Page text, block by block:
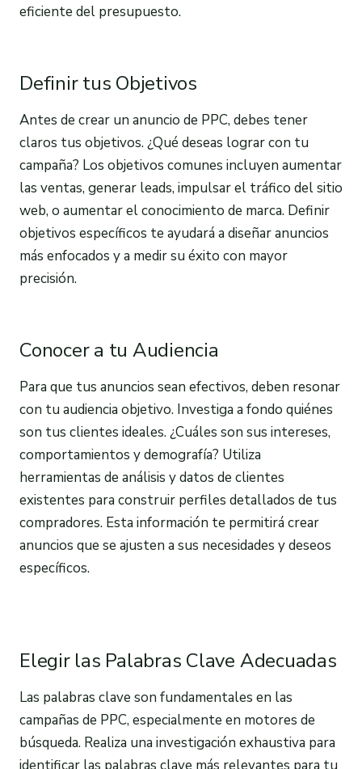
eficiente del presupuesto.
Definir tus Objetivos
Antes de crear un anuncio de PPC, debes tener
claros tus objetivos. ¿Qué deseas lograr con tu
campaña? Los objetivos comunes incluyen aumentar
las ventas, generar leads, impulsar el tráfico del sitio
web, o aumentar el conocimiento de marca. Definir
objetivos específicos te ayudará a diseñar anuncios
más enfocados y a medir su éxito con mayor
precisión.
Conocer a tu Audiencia
Para que tus anuncios sean efectivos, deben resonar
con tu audiencia objetivo. Investiga a fondo quiénes
son tus clientes ideales. ¿Cuáles son sus intereses,
comportamientos y demografía? Utiliza
herramientas de análisis y datos de clientes
existentes para construir perfiles detallados de tus
compradores. Esta información te permitirá crear
anuncios que se ajusten a sus necesidades y deseos
específicos.
Elegir las Palabras Clave Adecuadas
Las palabras clave son fundamentales en las
campañas de PPC, especialmente en motores de
búsqueda. Realiza una investigación exhaustiva para
identificar las palabras clave más relevantes para tu